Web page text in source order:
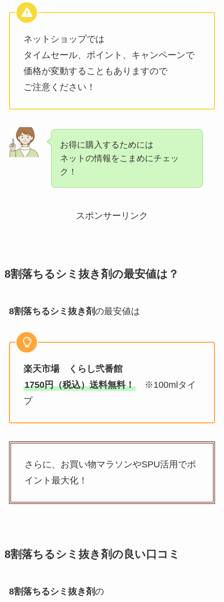
ネットショップでは
タイムセール、ポイント、キャンペーンで
価格が変動することもありますので
ご注意ください！
お得に購入するためには
ネットの情報をこまめにチェッ
ク！
スポンサーリンク
8割落ちるシミ抜き剤 の最安値は？
8割落ちるシミ抜き剤の最安値は
楽天市場 くらし弐番館
1750円（税込）送料無料！※100mlタイ
プ
さらに、お買い物マラソンやSPU活用でポ
イント最大化！
8割落ちるシミ抜き剤 の良い口コミ
8割落ちるシミ抜き剤の